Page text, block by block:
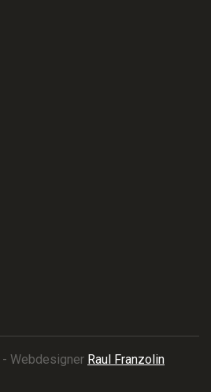
- Webdesigner Raul Franzolin